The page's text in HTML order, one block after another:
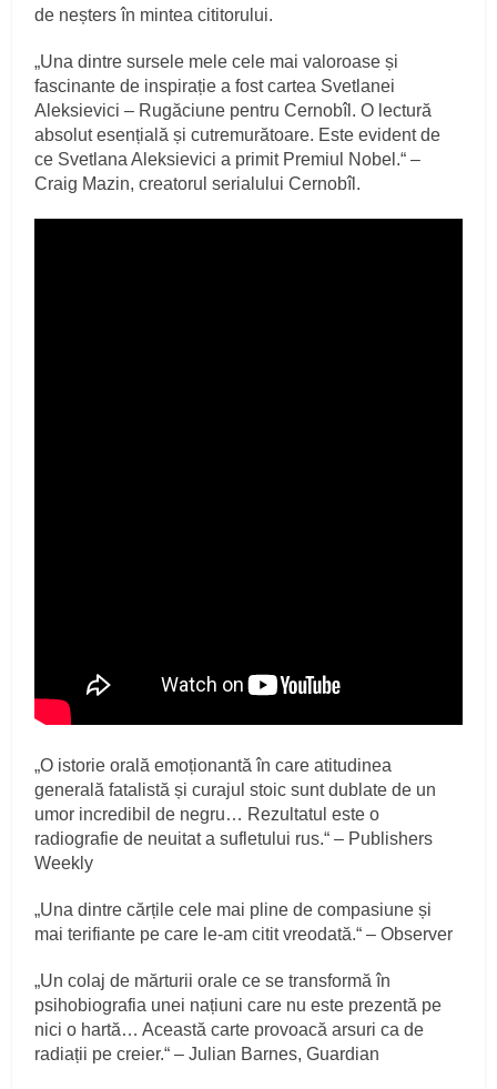
de neșters în min­tea cititorului.
„Una dintre sursele mele cele mai valoroase și
fascinante de inspirație a fost cartea Svetlanei
Aleksievici – Rugăciune pentru Cernobîl. O lectură
absolut esențială și cutremurătoare. Este evident de
ce Svetlana Aleksievici a primit Premiul Nobel.“ –
Craig Mazin, creatorul serialului Cernobîl.
„O istorie orală emoționantă în care atitudinea
generală fatalistă și curajul stoic sunt dublate de un
umor incredibil de negru… Rezultatul este o
radiografie de neuitat a sufletului rus.“ – Publishers
Weekly
„Una dintre cărțile cele mai pline de compasiune și
mai terifiante pe care le­-am citit vreodată.“ – Observer
„Un colaj de mărturii orale ce se transformă în
psihobiografia unei națiuni care nu este prezentă pe
nici o hartă… Această carte provoacă arsuri ca de
radiații pe creier.“ – Julian Barnes, Guardian